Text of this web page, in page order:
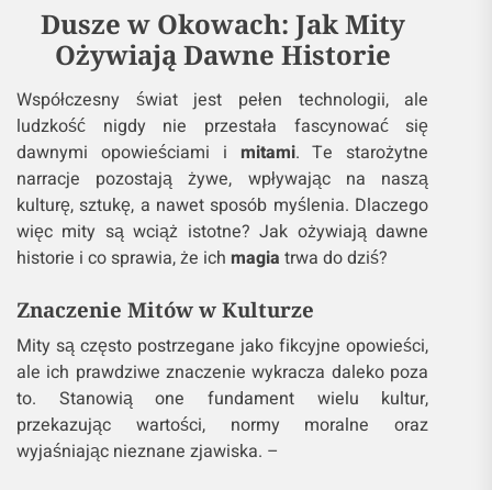
Dusze w Okowach: Jak Mity
Ożywiają Dawne Historie
Współczesny świat jest pełen technologii, ale
ludzkość nigdy nie przestała fascynować się
dawnymi opowieściami i mitami. Te starożytne
narracje pozostają żywe, wpływając na naszą
kulturę, sztukę, a nawet sposób myślenia. Dlaczego
więc mity są wciąż istotne? Jak ożywiają dawne
historie i co sprawia, że ich magia trwa do dziś?
Znaczenie Mitów w Kulturze
Mity są często postrzegane jako fikcyjne opowieści,
ale ich prawdziwe znaczenie wykracza daleko poza
to. Stanowią one fundament wielu kultur,
przekazując wartości, normy moralne oraz
wyjaśniając nieznane zjawiska. –